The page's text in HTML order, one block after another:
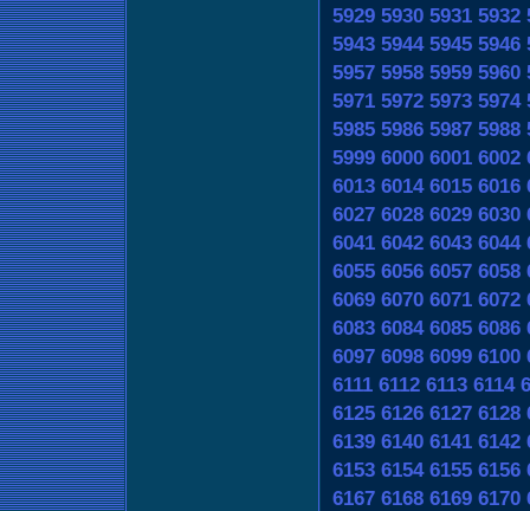
5929 5930 5931 5932
5943 5944 5945 5946
5957 5958 5959 5960
5971 5972 5973 5974
5985 5986 5987 5988
5999 6000 6001 6002
6013 6014 6015 6016
6027 6028 6029 6030
6041 6042 6043 6044
6055 6056 6057 6058
6069 6070 6071 6072
6083 6084 6085 6086
6097 6098 6099 6100
6111 6112 6113 6114
6125 6126 6127 6128
6139 6140 6141 6142
6153 6154 6155 6156
6167 6168 6169 6170